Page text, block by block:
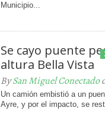
Municipio...
Se cayo puente
altura Bella Vista
BySan Miguel Conectado
Un camión embistió a un
Ayre, y por el impacto, se